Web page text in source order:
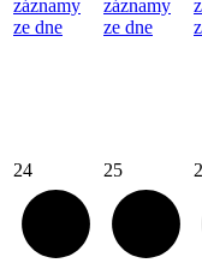
záznamy
ze dne
záznamy
ze dne
24 25